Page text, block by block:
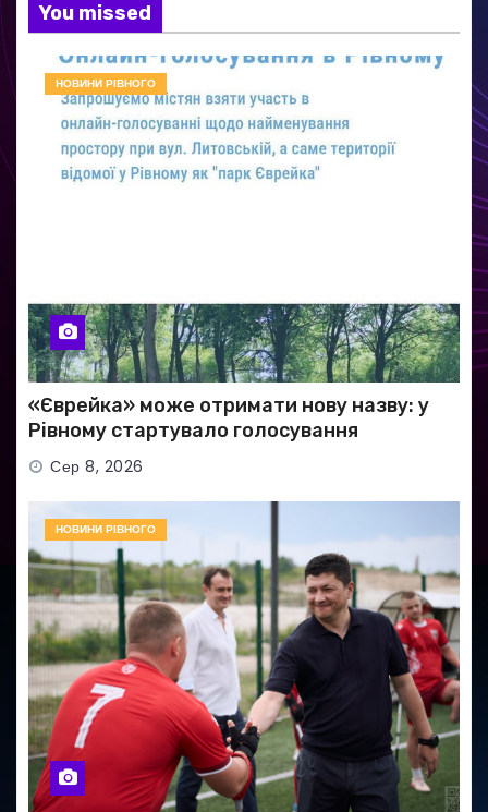
You missed
НОВИНИ РІВНОГО
«Єврейка» може отримати нову назву: у
Рівному стартувало голосування
Сер 8, 2026
НОВИНИ РІВНОГО